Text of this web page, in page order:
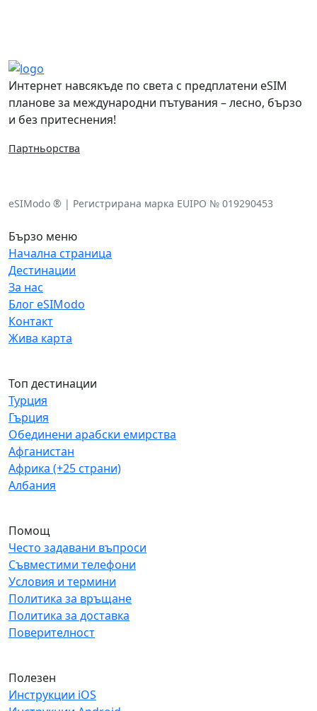
Интернет навсякъде по света с предплатени eSIM
планове за международни пътувания – лесно, бързо
и без притеснения!
Партньорства
eSIModo ® | Регистрирана марка EUIPO № 019290453
Бързо меню
Начална страница
Дестинации
За нас
Блог eSIModo
Контакт
Жива карта
Топ дестинации
Турция
Гърция
Обединени арабски емирства
Афганистан
Африка (+25 страни)
Албания
Помощ
Често задавани въпроси
Съвместими телефони
Условия и термини
Политика за връщане
Политика за доставка
Поверителност
Полезен
Инструкции iOS